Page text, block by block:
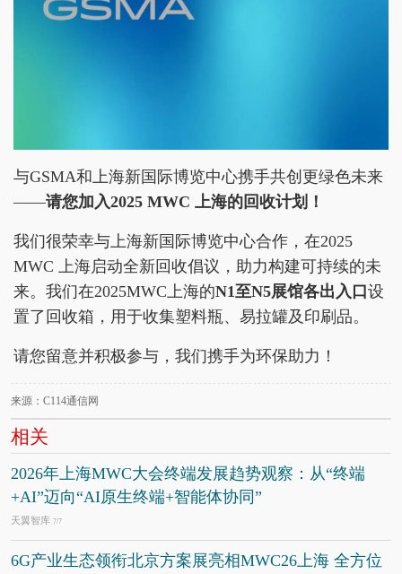
与GSMA和上海新国际博览中心携手共创更绿色未来
——请您加入2025 MWC 上海的回收计划！
我们很荣幸与上海新国际博览中心合作，在2025
MWC 上海启动全新回收倡议，助力构建可持续的未
来。我们在2025MWC上海的N1至N5展馆各出入口 设
置了回收箱，用于收集塑料瓶、易拉罐及印刷品。
请您留意并积极参与，我们携手为环保助力！
来源：C114通信网
相关
2026年上海MWC大会终端发展趋势观察：从“终端
+AI”迈向“AI原生终端+智能体协同”
天翼智库 7/7
6G产业生态领衔北京方案展亮相MWC26上海 全方位